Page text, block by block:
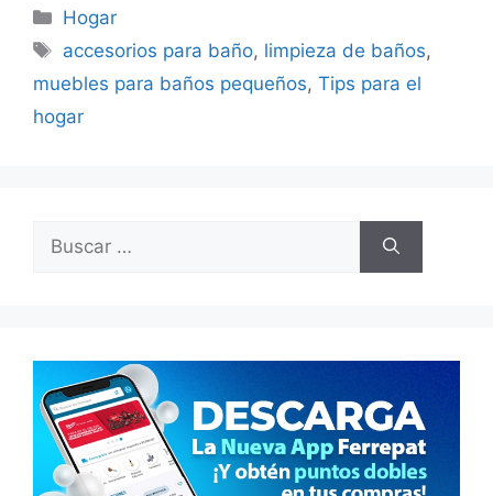
Categorías
Hogar
Etiquetas
accesorios para baño, limpieza de baños,
muebles para baños pequeños, Tips para el
hogar